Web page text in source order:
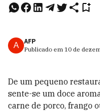
A
AFP
Publicado em 10 de
De um pequeno
sente-se um doce
carne de porco, frango